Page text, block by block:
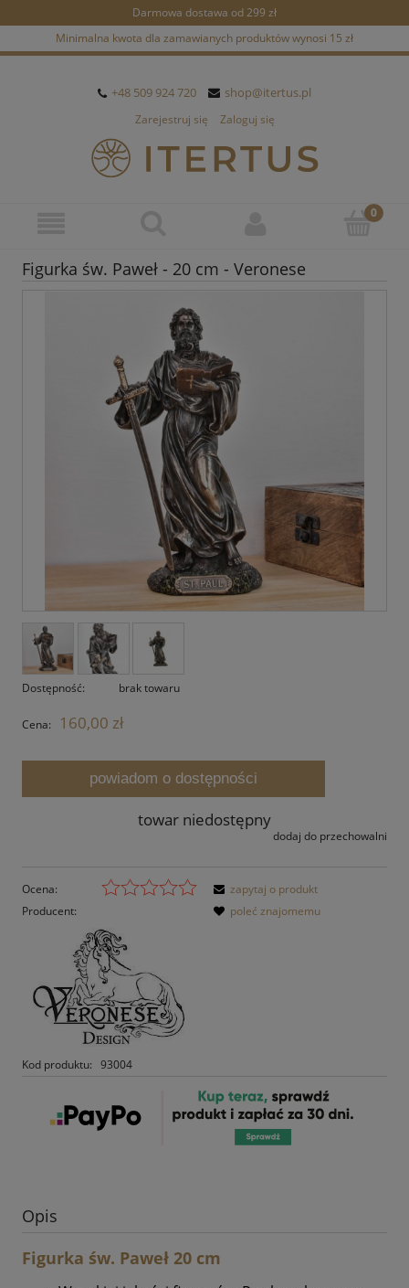
Darmowa dostawa od 299 zł
Minimalna kwota dla zamawianych produktów wynosi 15 zł
+48 509 924 720 shop@itertus.pl
Zarejestruj się Zaloguj się
Figurka św. Paweł - 20 cm - Veronese
Dostępność: brak towaru
Cena: 160,00 zł
powiadom o dostępności
towar niedostępny
dodaj do przechowalni
Ocena:
Producent:
Kod produktu: 93004
zapytaj o produkt
poleć znajomemu
Opis
Figurka św. Paweł 20 cm